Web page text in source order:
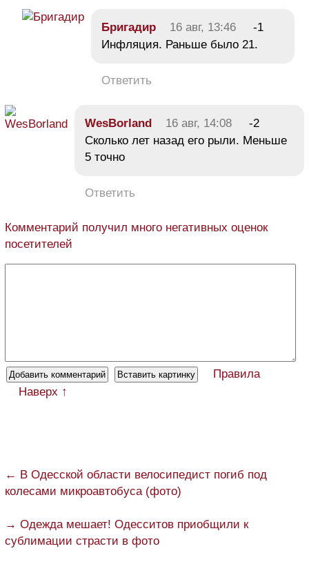
Бригадир 16 авг, 13:46
-1
Инфляция. Раньше было 21.
Ответить
WesBorland 16 авг, 14:08
-2
Сколько лет назад его рыли. Меньше
5 точно
Ответить
Комментарий получил много негативных оценок
посетителей
Правила
Наверх ↑
← В Одесской области велосипедист погиб под
колесами микроавтобуса (фото)
→ Одежда мешает! Одесситов приобщили к
сублимации страсти в фото